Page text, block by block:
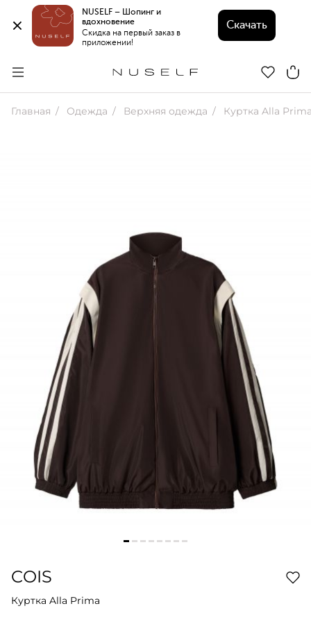
NUSELF – Шопинг и
вдохновение
Скидка на первый заказ в
приложении!
Скачать
Главная Одежда Верхняя одежда Куртка Alla
COIS
Куртка Alla Prima